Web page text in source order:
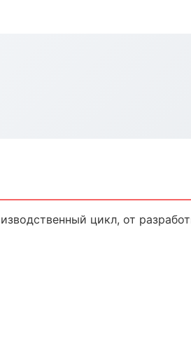
цикл, от